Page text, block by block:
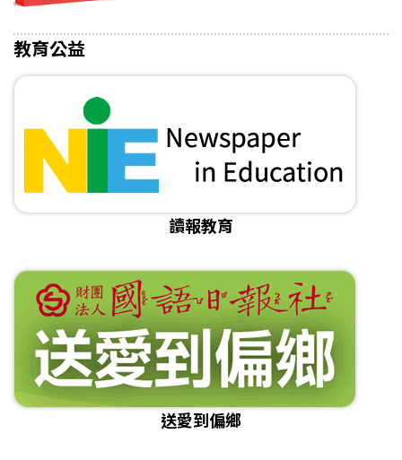
教育公益
讀報教育
送愛到偏鄉